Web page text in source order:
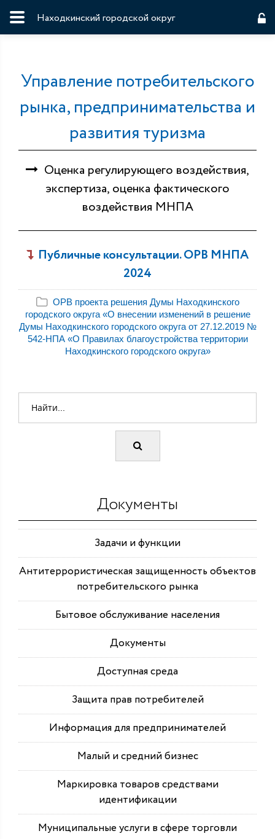
Находкинский городской округ
Управление потребительского
рынка, предпринимательства и
развития туризма
Оценка регулирующего воздействия,
экспертиза, оценка фактического
воздействия МНПА
Публичные консультации. ОРВ МНПА
2024
ОРВ проекта решения Думы Находкинского
городского округа «О внесении изменений в решение
Думы Находкинского городского округа от 27.12.2019 №
542-НПА «О Правилах благоустройства территории
Находкинского городского округа»
Документы
Задачи и функции
Антитеррористическая защищенность объектов
потребительского рынка
Бытовое обслуживание населения
Документы
Доступная среда
Защита прав потребителей
Информация для предпринимателей
Малый и средний бизнес
Маркировка товаров средствами
идентификации
Муниципальные услуги в сфере торговли